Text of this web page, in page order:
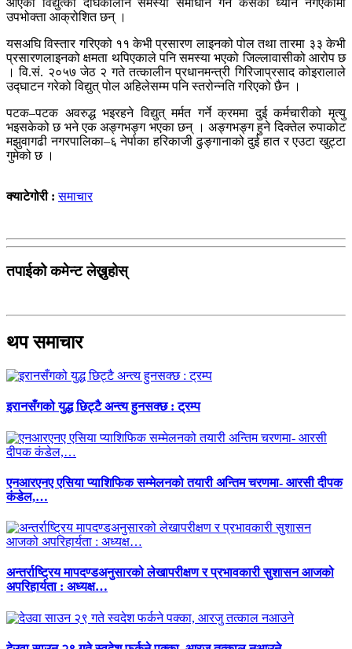
उपभोक्ता आक्रोशित छन् ।
यसअघि विस्तार गरिएको ११ केभी प्रसारण लाइनको पोल तथा तारमा ३३ केभी
प्रसारणलाइनको क्षमता थपिएकाले पनि समस्या भएको जिल्लावासीको आरोप छ
। वि.सं. २०५७ जेठ २ गते तत्कालीन प्रधानमन्त्री गिरिजाप्रसाद कोइरालाले
उद्घाटन गरेको विद्युत् पोल अहिलेसम्म पनि स्तरोन्नति गरिएको छैन ।
पटक–पटक अवरुद्ध भइरहने विद्युत् मर्मत गर्ने क्रममा दुई कर्मचारीको मृत्यु
भइसकेको छ भने एक अङ्गभङ्ग भएका छन् । अङ्गभङ्ग हुने दिक्तेल रुपाकोट
मझुवागढी नगरपालिका–६ नेर्पाका हरिकाजी ढुङ्गानाको दुई हात र एउटा खुट्टा
गुमेको छ ।
क्याटेगोरी :समाचार
तपाईको कमेन्ट लेख्नुहोस्
थप समाचार
इरानसँगको युद्ध छिट्टै अन्त्य हुनसक्छ : ट्रम्प
एनआरएनए एसिया प्याशिफिक सम्मेलनको तयारी अन्तिम चरणमा- आरसी दीपक
कंडेल,…
अन्तर्राष्ट्रिय मापदण्डअनुसारको लेखापरीक्षण र प्रभावकारी सुशासन आजको
अपरिहार्यता : अध्यक्ष…